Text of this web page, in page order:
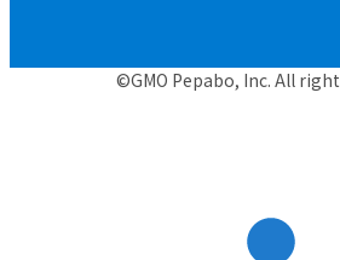
©GMO Pepabo, Inc. All